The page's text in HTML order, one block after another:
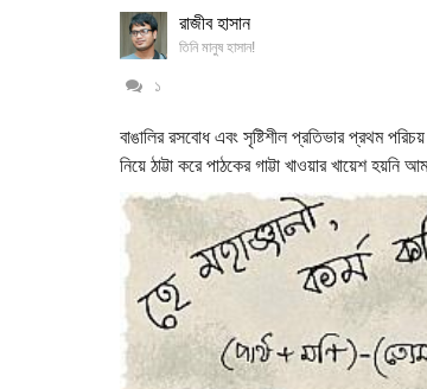
রাজীব হাসান
তিনি মানুষ হাসান!
১
বাঙালির রসবোধ এবং সৃষ্টিশীল প্রতিভার প্রথম
নিয়ে ঠাট্টা করে পাঠকের গাট্টা খাওয়ার খায়েশ